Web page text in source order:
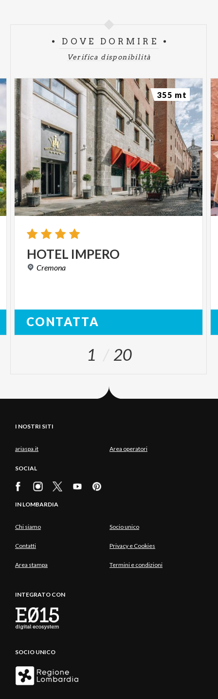
DOVE DORMIRE
Verifica disponibilità
HOTEL IMPERO
Cremona
CONTATTA
355 mt
1 20
I NOSTRI SITI
ariaspa.it Area operatori
SOCIAL
IN LOMBARDIA
Chi siamo Socio unico
Contatti Privacy e Cookies
Area stampa Termini e condizioni
INTEGRATO CON
SOCIO UNICO